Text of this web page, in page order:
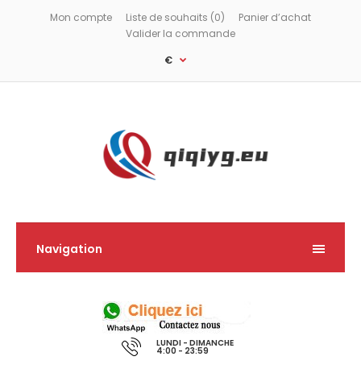
Mon compte Liste de souhaits (0)
Panier d’achat
Valider la commande
€
Navigation
LUNDI - DIMANCHE
4:00 - 23:59